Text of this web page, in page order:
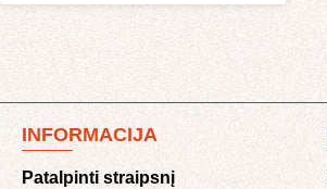
INFORMACIJA
Patalpinti straipsnį